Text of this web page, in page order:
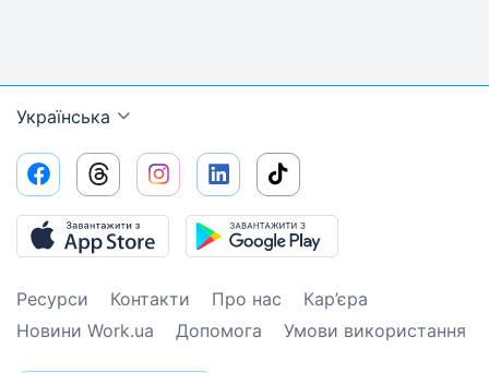
Українська
Ресурси Контакти Про нас
Кар’єра
Новини Work.ua
Допомога Умови використання